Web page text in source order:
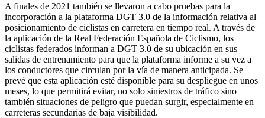
A finales de 2021 también se llevaron a cabo pruebas para la
incorporación a la plataforma DGT 3.0 de la información relativa al
posicionamiento de ciclistas en carretera en tiempo real. A través de
la aplicación de la Real Federación Española de Ciclismo, los
ciclistas federados informan a DGT 3.0 de su ubicación en sus
salidas de entrenamiento para que la plataforma informe a su vez a
los conductores que circulan por la vía de manera anticipada. Se
prevé que esta aplicación esté disponible para su despliegue en unos
meses, lo que permitirá evitar, no solo siniestros de tráfico sino
también situaciones de peligro que puedan surgir, especialmente en
carreteras secundarias de baja visibilidad.